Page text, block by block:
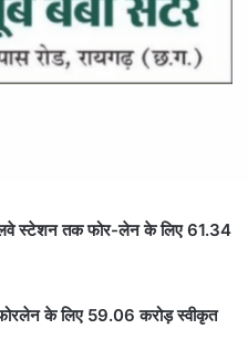
रेलवे स्टेशन तक फोर-लेन के लिए 61.34
फोरलेन के लिए 59.06 करोड़ स्वीकृत